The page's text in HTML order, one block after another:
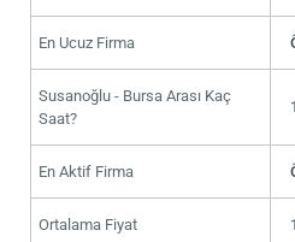
En Ucuz Firma
Susanoğlu - Bursa Arası Kaç
Saat?
En Aktif Firma
Ortalama Fiyat